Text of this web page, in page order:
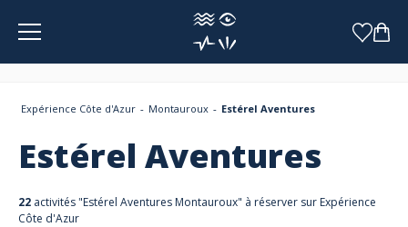
Panneau de gestion des cookies
Expérience Côte d'Azur Montauroux Estérel Aventures
Estérel Aventures
22 activités "Estérel Aventures Montauroux" à réserver sur Expérience
Côte d'Azur